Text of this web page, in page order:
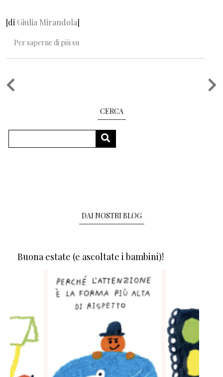
[di Giulia Mirandola]
Per saperne di più su
Paginazione
CERCA
CERCA
DAI NOSTRI BLOG
Buona estate (e ascoltate i bambini)!